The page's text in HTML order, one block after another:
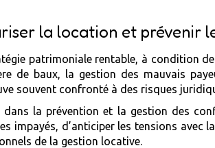
la location et prévenir
patrimoniale rentable, à condition
de baux, la gestion des mauvais
souvent confronté à des risques
la prévention et la gestion des
impayés, d’anticiper les tensions
de la gestion locative.